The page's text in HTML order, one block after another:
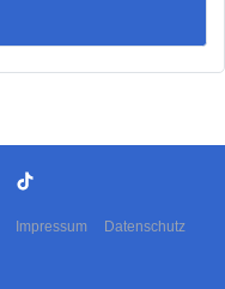
Impressum Datenschutz